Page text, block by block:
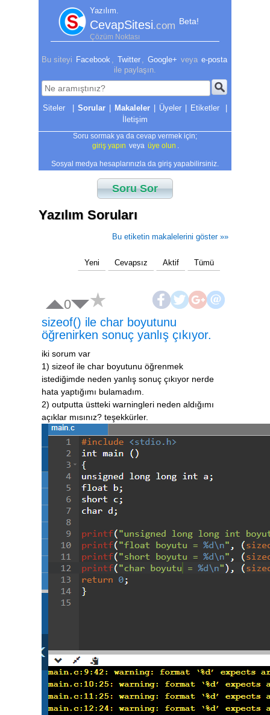
Yazılım.
CevapSitesi.com Beta!
Çözüm Noktası
Bu siteyi Facebook Twitter Google+ veya e-posta
ile paylaşın.
| Sorular | Makaleler | Üyeler | Etiketler
|
İletişim
Soru sormak ya da cevap vermek için;
giriş yapın veya üye olun
Sosyal medya hesaplarınızla da giriş yapabilirsiniz.
Soru Sor
Yazılım Soruları
Bu etiketin makalelerini göster »»
Yeni Cevapsız Aktif Tümü
0
sizeof() ile char boyutunu
öğrenirken sonuç yanlış çıkıyor.
iki sorum var
1) sizeof ile char boyutunu öğrenmek
istediğimde neden yanlış sonuç çıkıyor nerde
hata yaptığımı bulamadım.
2) outputta üstteki warningleri neden aldığımı
açıklar mısınız? teşekkürler.